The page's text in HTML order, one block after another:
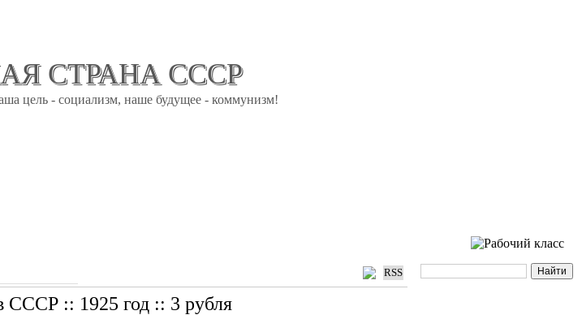
СТРАНА СССР
цель - социализм, наше будущее - коммунизм!
RSS
СССР :: 1925 год :: 3 рубля